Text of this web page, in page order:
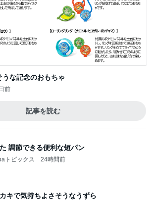
な記念のおもちゃ
前
記事を読む
調節できる便利な短パン
トピックス 24時間前
キで気持ちよさそうなうずら